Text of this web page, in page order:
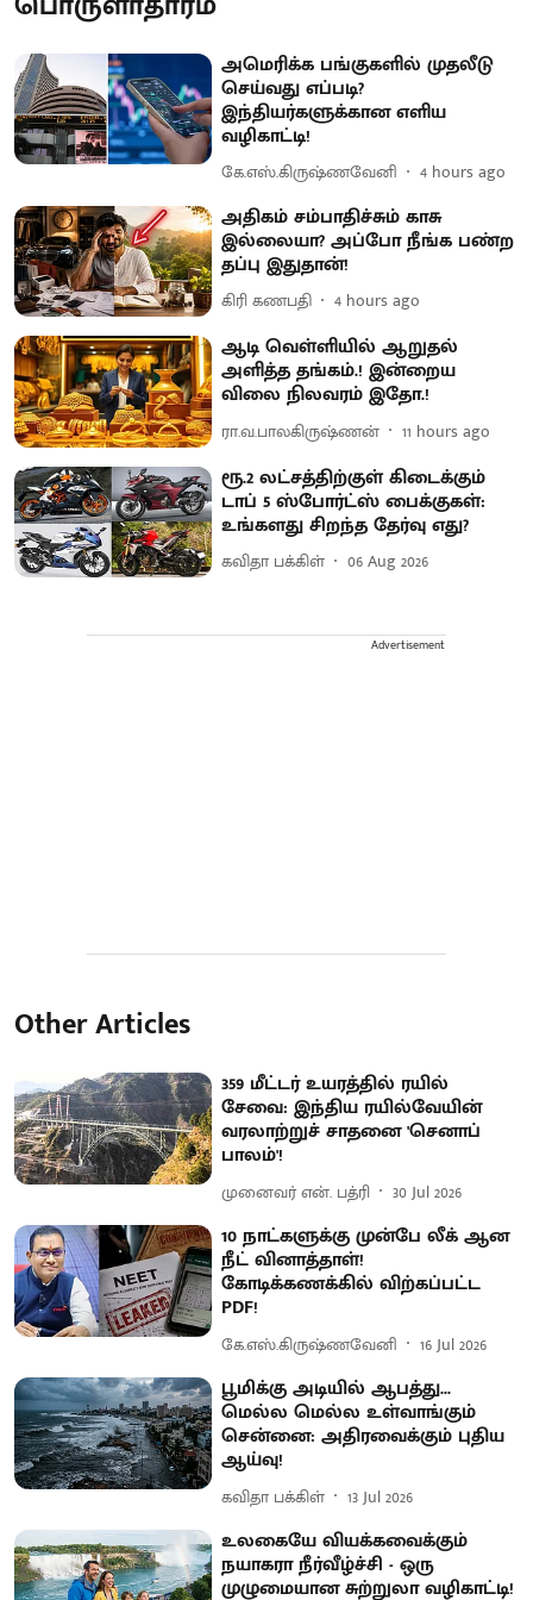
அமெரிக்க பங்குகளில் முதலீடு
செய்வது எப்படி?
இந்தியர்களுக்கான எளிய
வழிகாட்டி!
கே.எஸ்.கிருஷ்ணவேனி 4 hours ago
அதிகம் சம்பாதிச்சும் காசு
இல்லையா? அப்போ நீங்க பண்ற
தப்பு இதுதான்!
கிரி கணபதி 4 hours ago
ஆடி வெள்ளியில் ஆறுதல்
அளித்த தங்கம்.! இன்றைய
விலை நிலவரம் இதோ.!
ரா.வ.பாலகிருஷ்ணன் 11 hours ago
ரூ.2 லட்சத்திற்குள் கிடைக்கும்
டாப் 5 ஸ்போர்ட்ஸ் பைக்குகள்:
உங்களது சிறந்த தேர்வு எது?
கவிதா பக்கிள் 06 Aug 2026
Advertisement
Other Articles
359 மீட்டர் உயரத்தில் ரயில்
சேவை: இந்திய ரயில்வேயின்
வரலாற்றுச் சாதனை 'செனாப்
பாலம்'!
முனைவர் என். பத்ரி 30 Jul 2026
10 நாட்களுக்கு முன்பே லீக் ஆன
நீட் வினாத்தாள்!
கோடிக்கணக்கில் விற்கப்பட்ட
PDF!
கே.எஸ்.கிருஷ்ணவேனி 16 Jul 2026
பூமிக்கு அடியில் ஆபத்து...
மெல்ல மெல்ல உள்வாங்கும்
சென்னை: அதிரவைக்கும் புதிய
ஆய்வு!
கவிதா பக்கிள் 13 Jul 2026
உலகையே வியக்கவைக்கும்
நயாகரா நீர்வீழ்ச்சி - ஒரு
முழுமையான சுற்றுலா வழிகாட்டி!